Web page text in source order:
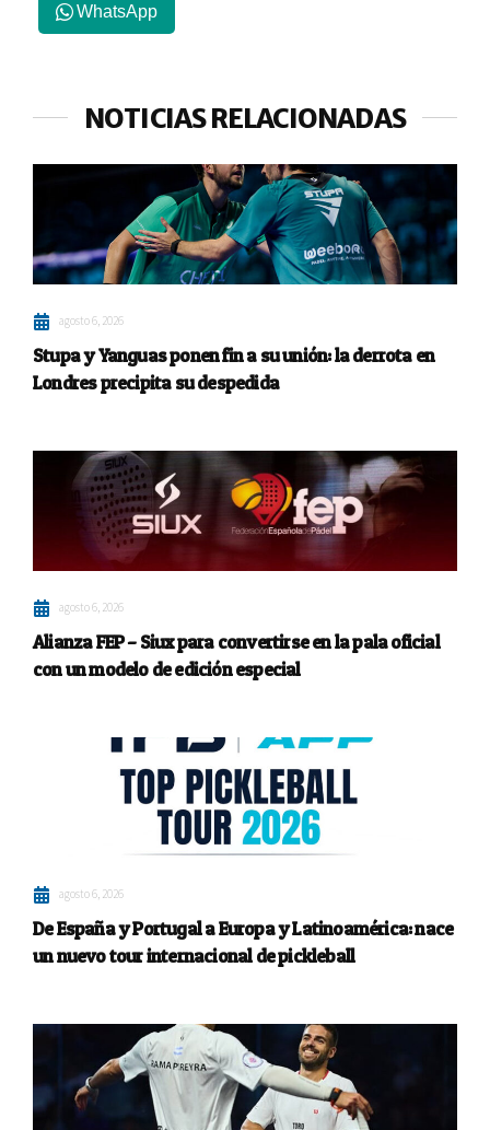
WhatsApp
NOTICIAS RELACIONADAS
agosto 6, 2026
Stupa y Yanguas ponen fin a su unión: la derrota en
Londres precipita su despedida
agosto 6, 2026
Alianza FEP – Siux para convertirse en la pala oficial
con un modelo de edición especial
agosto 6, 2026
De España y Portugal a Europa y Latinoamérica: nace
un nuevo tour internacional de pickleball